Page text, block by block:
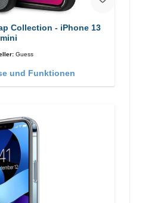
Collection - iPhone 13
mini
Guess
und Funktionen